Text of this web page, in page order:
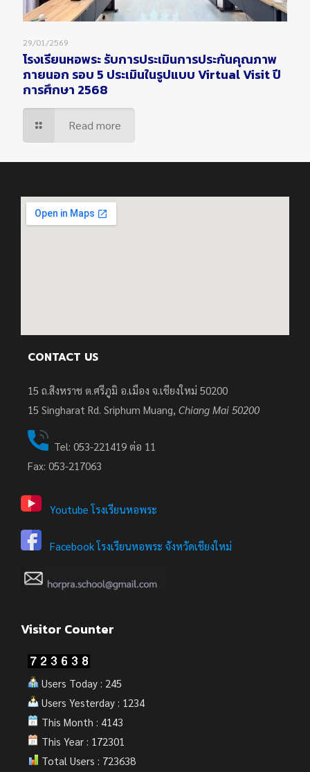
29/01/2569
โรงเรียนหอพระ รับการประเมินการประกันคุณภาพ
ภายนอก รอบ 5 ประเมินในรูปแบบ Virtual Visit ปี
การศึกษา 2568
Read more
CONTACT US
15 ถ.สิงหราช ต.ศรีภูมิ อ.เมือง จ.เชียงใหม่ 50200
15 Singharat Rd. Sriphum Muang, Chiang Mai 50200
Tel: 053-221419 ต่อ 11
Fax: 053-217063
Youtube โรงเรียนหอพระ
Facebook โรงเรียนหอพระ จังหวัดเชียงใหม่
Visitor Counter
Users Today : 245
Users Yesterday : 1234
This Month : 4143
This Year : 172301
Total Users : 723638